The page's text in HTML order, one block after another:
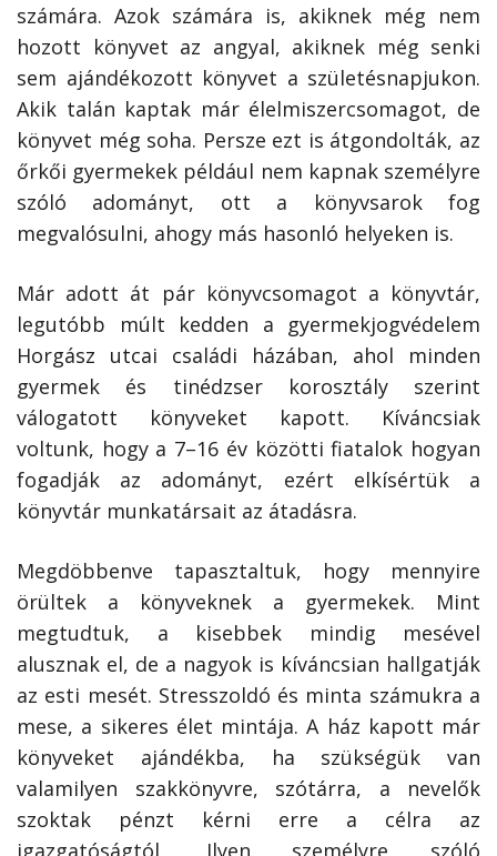
számára. Azok számára is, akiknek még nem
hozott könyvet az angyal, akiknek még senki
sem ajándékozott könyvet a születésnapjukon.
Akik talán kaptak már élelmiszercsomagot, de
könyvet még soha. Persze ezt is átgondolták, az
őrkői gyermekek például nem kapnak személyre
szóló adományt, ott a könyvsarok fog
megvalósulni, ahogy más hasonló helyeken is.
Már adott át pár könyvcsomagot a könyvtár,
legutóbb múlt kedden a gyermekjogvédelem
Horgász utcai családi házában, ahol minden
gyermek és tinédzser korosztály szerint
válogatott könyveket kapott. Kíváncsiak
voltunk, hogy a 7–16 év közötti fiatalok hogyan
fogadják az adományt, ezért elkísértük a
könyvtár munkatársait az átadásra.
Megdöbbenve tapasztaltuk, hogy mennyire
örültek a könyveknek a gyermekek. Mint
megtudtuk, a kisebbek mindig mesével
alusznak el, de a nagyok is kíváncsian hallgatják
az esti mesét. Stresszoldó és minta számukra a
mese, a sikeres élet mintája. A ház kapott már
könyveket ajándékba, ha szükségük van
valamilyen szakkönyvre, szótárra, a nevelők
szoktak pénzt kérni erre a célra az